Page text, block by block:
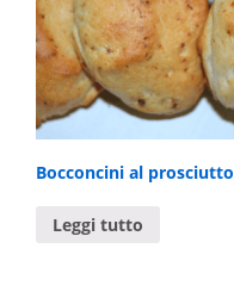
Bocconcini al prosciutto
Leggi tutto